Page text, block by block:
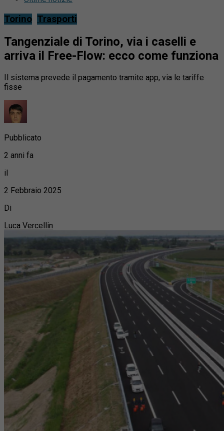
Torino Trasporti
Tangenziale di Torino, via i caselli e
arriva il Free-Flow: ecco come funziona
Il sistema prevede il pagamento tramite app, via le tariffe
fisse
Pubblicato
2 anni fa
il
2 Febbraio 2025
Di
Luca Vercellin